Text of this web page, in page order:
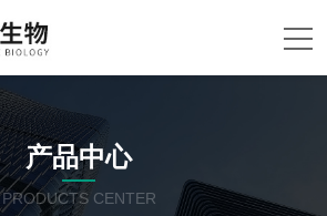
产品中心
PRODUCTS CENTER